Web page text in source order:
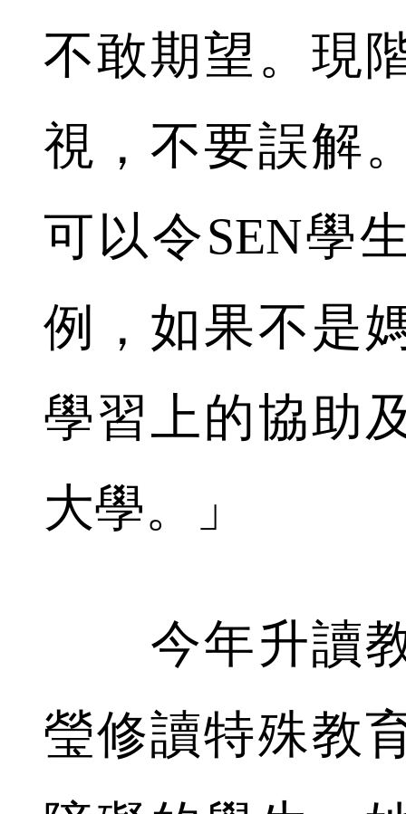
不敢期望。現
視，不要誤解
可以令SEN學
例，如果不是
學習上的協助
大學。」
今年升讀教
瑩修讀特殊教